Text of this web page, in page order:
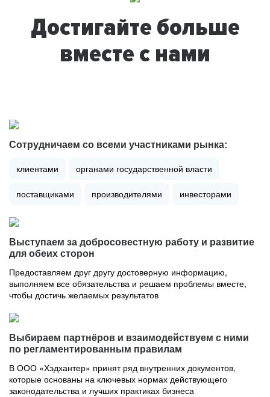
Достигайте больше
вместе с нами
Сотрудничаем со всеми участниками рынка:
клиентами органами государственной власти
поставщиками производителями инвесторами
Выступаем за добросовестную работу и развитие
для обеих сторон
Предоставляем друг другу достоверную информацию,
выполняем все обязательства и решаем проблемы вместе,
чтобы достичь желаемых результатов
Выбираем партнёров и взаимодействуем с ними
по регламентированным правилам
В ООО «Хэдхантер» принят ряд внутренних документов,
которые основаны на ключевых нормах действующего
законодательства и лучших практиках бизнеса